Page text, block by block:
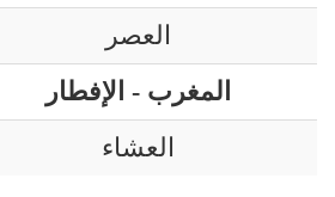
العصر
المغرب - الإفطار
العشاء